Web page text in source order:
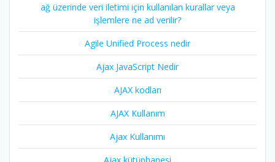
ağ üzerinde veri iletimi için kullanılan kurallar veya
işlemlere ne ad verilir?
Agile Unified Process nedir
Ajax JavaScript Nedir
AJAX kodları
AJAX Kullanım
Ajax Kullanımı